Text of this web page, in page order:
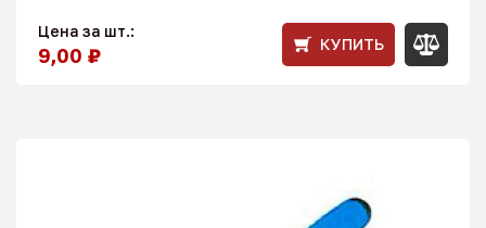
Цена за шт.:
9,00 ₽ КУПИТЬ